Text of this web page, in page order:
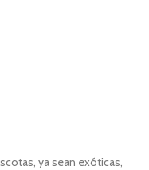
ya sean exóticas,